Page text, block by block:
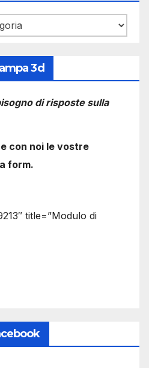
3d
di risposte sulla
con noi le vostre
form.
title=”Modulo di